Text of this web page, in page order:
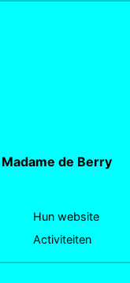
Madame de Berry
Hun website
Activiteiten